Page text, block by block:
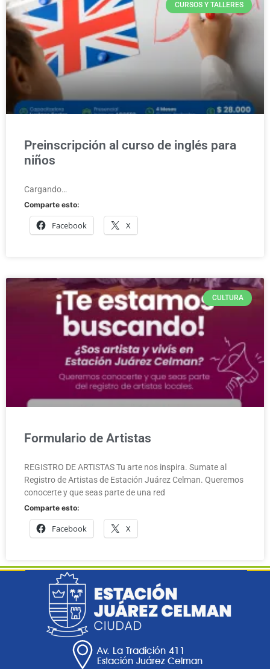
CURSOS Y TALLERES
Preinscripción al curso de inglés para
niños
Cargando…
Comparte esto:
Facebook X
CULTURA
Formulario de Artistas
REGISTRO DE ARTISTAS Tu arte nos inspira. Sumate al
Registro de Artistas de Estación Juárez Celman. Queremos
conocerte y que seas parte de una red
Comparte esto:
Facebook X
Av. La Tradición 411
Estación Juárez Celman